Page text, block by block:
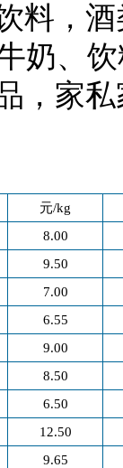
，酒
奶、
家私
元/kg
8.00
9.50
7.00
6.55
9.00
8.50
6.50
12.50
9.65